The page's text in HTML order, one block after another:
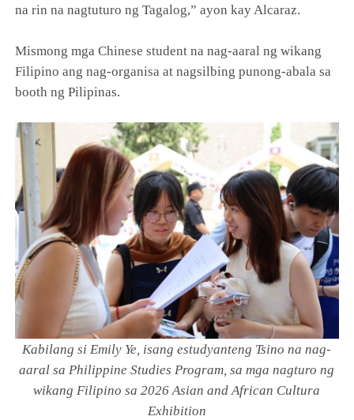
na rin na nagtuturo ng Tagalog,” ayon kay Alcaraz.
Mismong mga Chinese student na nag-aaral ng wikang
Filipino ang nag-organisa at nagsilbing punong-abala sa
booth ng Pilipinas.
Kabilang si Emily Ye, isang estudyanteng Tsino na nag-
aaral sa Philippine Studies Program, sa mga nagturo ng
wikang Filipino sa 2026 Asian and African Cultura
Exhibition